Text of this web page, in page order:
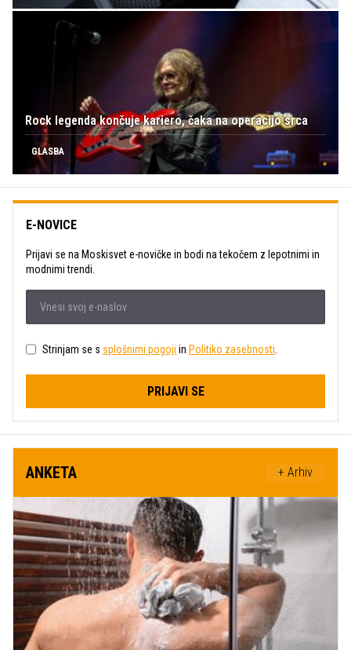
Rock legenda končuje kariero, čaka na operacijo srca
GLASBA
E-NOVICE
Prijavi se na Moskisvet e-novičke in bodi na tekočem z lepotnimi in
modnimi trendi.
Strinjam se s splošnimi pogoji in Politiko zasebnosti
PRIJAVI SE
ANKETA + Arhiv